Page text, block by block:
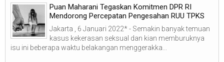
Puan Maharani Tegaskan Komitmen DPR RI
Mendorong Percepatan Pengesahan RUU TPKS
Jakarta , 6 Januari 2022* - Semakin banyak temuan
kasus kekerasan seksual dan kian memburuknya
isu ini beberapa waktu belakangan menggerakka...